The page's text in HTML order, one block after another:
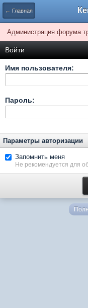
← Главная
Администрация форума
Войти
Имя пользователя:
Пароль:
Параметры авторизации
Запомнить меня
Не рекомендуется для